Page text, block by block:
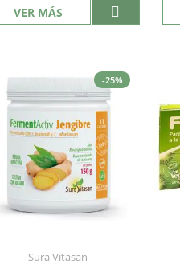
VER MÁS
-25%
Sura Vitasan